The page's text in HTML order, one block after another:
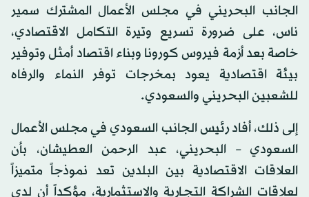
الجانب البحريني في مجلس الأعمال المشترك سمير
ناس، على ضرورة تسريع وتيرة التكامل الاقتصادي،
خاصة بعد أزمة فيروس كورونا وبناء اقتصاد أمثل وتوفير
بيئة اقتصادية يعود بمخرجات توفر النماء والرفاه
للشعبين البحريني والسعودي.
إلى ذلك، أفاد رئيس الجانب السعودي في مجلس الأعمال
السعودي – البحريني، عبد الرحمن العطيشان، بأن
العلاقات الاقتصادية بين البلدين تعد نموذجاً متميزاً
لعلاقات الشراكة التجـارية والاستثمارية، مؤكداً أن لدى